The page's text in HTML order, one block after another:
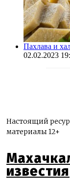
Пахлава и
02.02.2023
Настоящий
материалы 12+
известия